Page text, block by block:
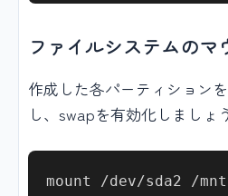
ファイルシステムのマ
作成した各パーティション
し、swapを有効化しましょ
mount /dev/sda2 /mnt